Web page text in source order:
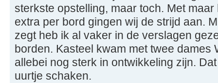
sterkste opstelling, maar toch. Met
extra per bord gingen wij de strijd aan.
zegt heb ik al vaker in de verslagen
borden. Kasteel kwam met twee dames
allebei nog sterk in ontwikkeling zijn.
uurtje schaken.